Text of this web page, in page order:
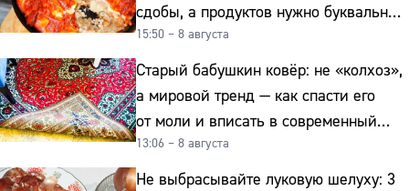
сдобы, а продуктов нужно буквально
копейки
15:50 – 8 августа
Старый бабушкин ковёр: не «колхоз»,
а мировой тренд — как спасти его
от моли и вписать в современный
интерьер
13:06 – 8 августа
Не выбрасывайте луковую шелуху: 3